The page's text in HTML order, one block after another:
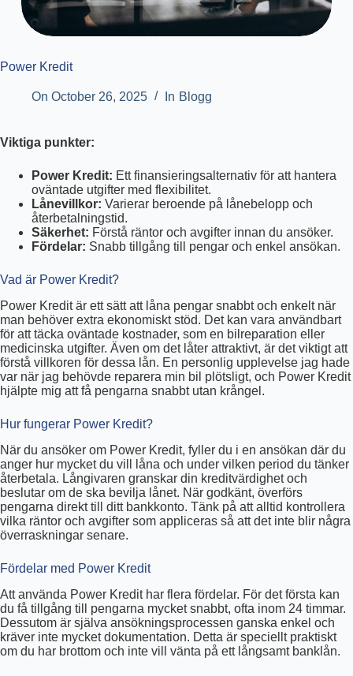
Power Kredit
On October 26, 2025 In Blogg
Viktiga punkter:
Power Kredit: Ett finansieringsalternativ för att hantera
oväntade utgifter med flexibilitet.
Lånevillkor: Varierar beroende på lånebelopp och
återbetalningstid.
Säkerhet: Förstå räntor och avgifter innan du ansöker.
Fördelar: Snabb tillgång till pengar och enkel ansökan.
Vad är Power Kredit?
Power Kredit är ett sätt att låna pengar snabbt och enkelt när
man behöver extra ekonomiskt stöd. Det kan vara användbart
för att täcka oväntade kostnader, som en bilreparation eller
medicinska utgifter. Även om det låter attraktivt, är det viktigt att
förstå villkoren för dessa lån. En personlig upplevelse jag hade
var när jag behövde reparera min bil plötsligt, och Power Kredit
hjälpte mig att få pengarna snabbt utan krångel.
Hur fungerar Power Kredit?
När du ansöker om Power Kredit, fyller du i en ansökan där du
anger hur mycket du vill låna och under vilken period du tänker
återbetala. Långivaren granskar din kreditvärdighet och
beslutar om de ska bevilja lånet. När godkänt, överförs
pengarna direkt till ditt bankkonto. Tänk på att alltid kontrollera
vilka räntor och avgifter som appliceras så att det inte blir några
överraskningar senare.
Fördelar med Power Kredit
Att använda Power Kredit har flera fördelar. För det första kan
du få tillgång till pengarna mycket snabbt, ofta inom 24 timmar.
Dessutom är själva ansökningsprocessen ganska enkel och
kräver inte mycket dokumentation. Detta är speciellt praktiskt
om du har brottom och inte vill vänta på ett långsamt banklån.